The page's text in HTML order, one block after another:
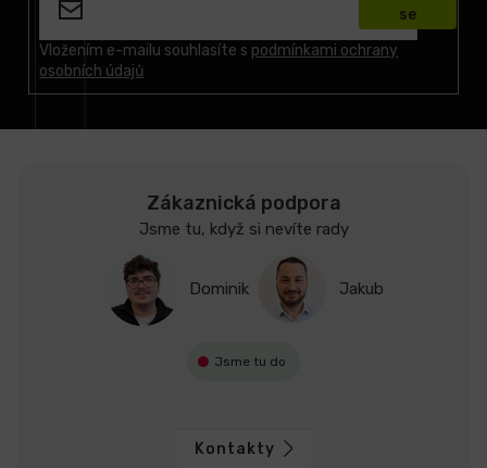
Vložením e-mailu souhlasíte s podmínkami ochrany
osobních údajů
se
Zákaznická podpora
Jsme tu, když si nevíte rady
Dominik Jakub
Jsme tu do
Kontakty